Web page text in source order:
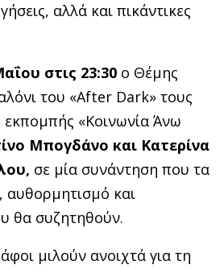
αλλά και πικάντικες
στις 23:30 ο Θέμης
του «After Dark» τους
εκπομπής «Κοινωνία Άνω
Μπογδάνο και Κατερίνα
σε μία συνάντηση που τα
αυθορμητισμό και
θα συζητηθούν.
μιλούν ανοιχτά για τη